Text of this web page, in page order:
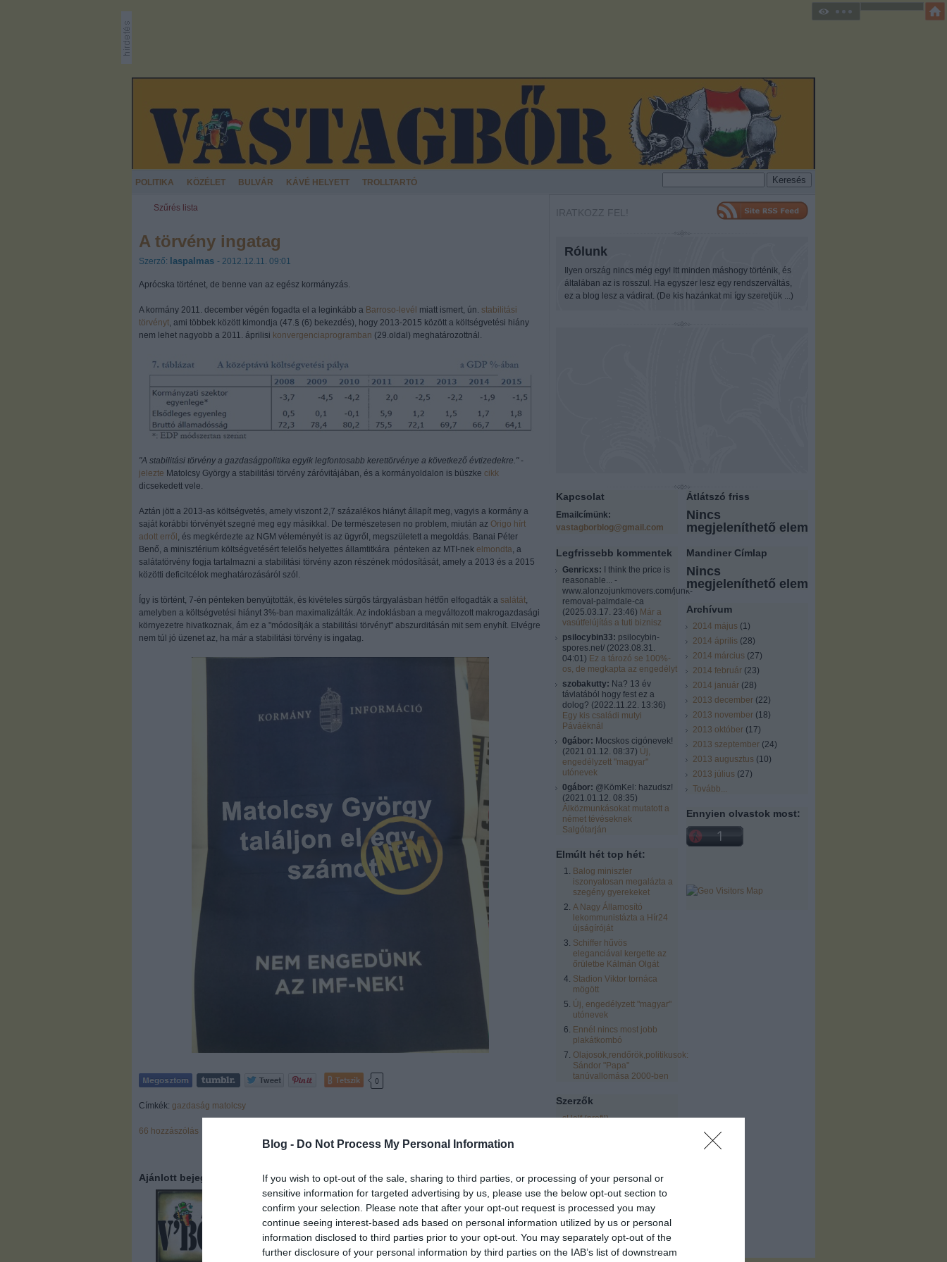
Blog - Do Not Process My Personal Information
If you wish to opt-out of the sale, sharing to third parties, or processing of your personal or
sensitive information for targeted advertising by us, please use the below opt-out section to
confirm your selection. Please note that after your opt-out request is processed you may
continue seeing interest-based ads based on personal information utilized by us or personal
information disclosed to third parties prior to your opt-out. You may separately opt-out of the
further disclosure of your personal information by third parties on the IAB’s list of downstream
POLITIKA KÖZÉLET BULVÁR KÁVÉ HELYETT TROLLTARTÓ
Szűrés lista
A törvény ingatag
Szerző: laspalmas - 2012.12.11. 09:01
Aprócska történet, de benne van az egész kormányzás.
A kormány 2011. december végén fogadta el a leginkább a Barroso-levél miatt ismert, ún. stabilitási
törvényt, ami többek között kimondja (47.§ (6) bekezdés), hogy 2013-2015 között a költségvetési hiány
nem lehet nagyobb a 2011. áprilisi konvergenciaprogramban (29.oldal) meghatározottnál.
"A stabilitási törvény a gazdaságpolitika egyik legfontosabb kerettörvénye a következő évtizedekre."-
jelezte Matolcsy György a stabilitási törvény záróvitájában, és a kormányoldalon is büszke cikk
dicsekedett vele.
Aztán jött a 2013-as költségvetés, amely viszont 2,7 százalékos hiányt állapít meg, vagyis a kormány a
saját korábbi törvényét szegné meg egy másikkal. De természetesen no problem, miután az Origo hírt
adott erről , és megkérdezte az NGM véleményét is az ügyről, megszületett a megoldás. Banai Péter
Benő, a minisztérium költségvetésért felelős helyettes államtitkára pénteken az MTI-nek elmondta, a
salátatörvény fogja tartalmazni a stabilitási törvény azon részének módosítását, amely a 2013 és a 2015
közötti deficitcélok meghatározásáról szól.
Így is történt, 7-én pénteken benyújtották, és kivételes sürgős tárgyalásban hétfőn elfogadták a salátát,
amelyben a költségvetési hiányt 3%-ban maximalizálták. Az indoklásban a megváltozott makrogazdasági
környezetre hivatkoznak, ám ez a "módosítják a stabilitási törvényt" abszurditásán mit sem enyhít. Elvégre
nem túl jó üzenet az, ha már a stabilitási törvény is ingatag.
Tetszik 0
Címkék: gazdaság matolcsy
66 hozzászólás
Ajánlott bejegyzések:
IRATKOZZ FEL!
Rólunk
Ilyen ország nincs még egy! Itt minden máshogy történik, és
általában az is rosszul. Ha egyszer lesz egy rendszerváltás,
ez a blog lesz a vádirat. (De kis hazánkat mi így szeretjük ...)
Kapcsolat
Emailcímünk:
vastagborblog@gmail.com
Legfrissebb kommentek
Genricxs: I think the price is
reasonable... -
www.alonzojunkmovers.com/junk-
removal-palmdale-ca
(2025.03.17. 23:46) Már a
vasútfelújítás a tuti biznisz
psilocybin33: psilocybin-
spores.net/ (2023.08.31.
04:01) Ez a tározó se 100%-
os, de megkapta az engedélyt
szobakutty: Na? 13 év
távlatából hogy fest ez a
dolog? (2022.11.22. 13:36)
Egy kis családi mutyi
Páváéknál
0gábor: Mocskos cigónevek!
(2021.01.12. 08:37) Új,
engedélyzett "magyar"
utónevek
0gábor: @KömKel: hazudsz!
(2021.01.12. 08:35)
Álközmunkásokat mutatott a
német tévéseknek
Salgótarján
Elmúlt hét top hét:
Balog miniszter
iszonyatosan megalázta a
szegény gyerekeket
A Nagy Államosító
lekommunistázta a Hír24
újságíróját
Schiffer hűvös
eleganciával kergette az
őrületbe Kálmán Olgát
Stadion Viktor tornáca
mögött
Új, engedélyzett "magyar"
utónevek
Ennél nincs most jobb
plakátkombó
Olajosok,rendőrök,politikusok:
Sándor "Papa"
tanúvallomása 2000-ben
Szerzők
sHelf (profil)
Vendégblgr ( profil)
Rozsnyai Zsolt ( profil)
LCsilla16 (profil)
Átlátszó friss
Nincs
megjeleníthető elem
Mandiner Címlap
Nincs
megjeleníthető elem
Archívum
2014 május (1)
2014 április (28)
2014 március (27)
2014 február (23)
2014 január (28)
2013 december (22)
2013 november (18)
2013 október (17)
2013 szeptember (24)
2013 augusztus (10)
2013 július (27)
Tovább...
Ennyien olvastok most: